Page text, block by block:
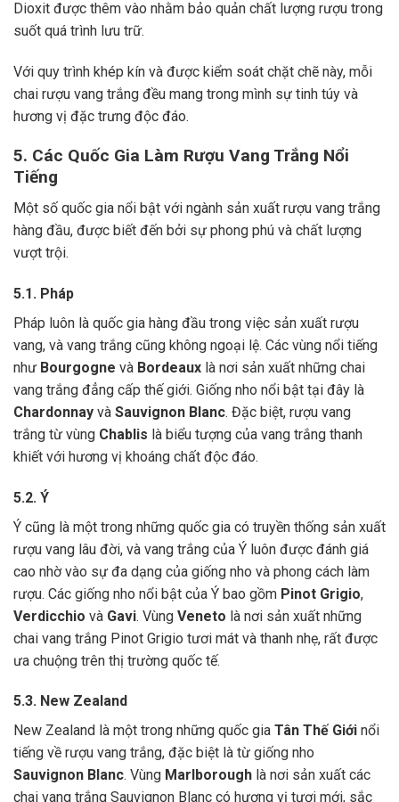
Dioxit được thêm vào nhằm bảo quản chất lượng rượu trong
suốt quá trình lưu trữ.
Với quy trình khép kín và được kiểm soát chặt chẽ này, mỗi
chai rượu vang trắng đều mang trong mình sự tinh túy và
hương vị đặc trưng độc đáo.
5. Các Quốc Gia Làm Rượu Vang Trắng Nổi
Tiếng
Một số quốc gia nổi bật với ngành sản xuất rượu vang trắng
hàng đầu, được biết đến bởi sự phong phú và chất lượng
vượt trội.
5.1. Pháp
Pháp luôn là quốc gia hàng đầu trong việc sản xuất rượu
vang, và vang trắng cũng không ngoại lệ. Các vùng nổi tiếng
như Bourgogne và Bordeaux là nơi sản xuất những chai
vang trắng đẳng cấp thế giới. Giống nho nổi bật tại đây là
Chardonnay và Sauvignon Blanc. Đặc biệt, rượu vang
trắng từ vùng Chablis là biểu tượng của vang trắng thanh
khiết với hương vị khoáng chất độc đáo.
5.2. Ý
Ý cũng là một trong những quốc gia có truyền thống sản xuất
rượu vang lâu đời, và vang trắng của Ý luôn được đánh giá
cao nhờ vào sự đa dạng của giống nho và phong cách làm
rượu. Các giống nho nổi bật của Ý bao gồm Pinot Grigio,
Verdicchio và Gavi. Vùng Veneto là nơi sản xuất những
chai vang trắng Pinot Grigio tươi mát và thanh nhẹ, rất được
ưa chuộng trên thị trường quốc tế.
5.3. New Zealand
New Zealand là một trong những quốc gia Tân Thế Giới nổi
tiếng về rượu vang trắng, đặc biệt là từ giống nho
Sauvignon Blanc. Vùng Marlborough là nơi sản xuất các
chai vang trắng Sauvignon Blanc có hương vị tươi mới, sắc